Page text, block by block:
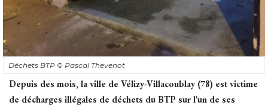
Déchets BTP © Pascal Thevenot
Depuis des mois, la ville de Vélizy-Villacoublay (78) est victime
de décharges illégales de déchets du BTP sur l'un de ses